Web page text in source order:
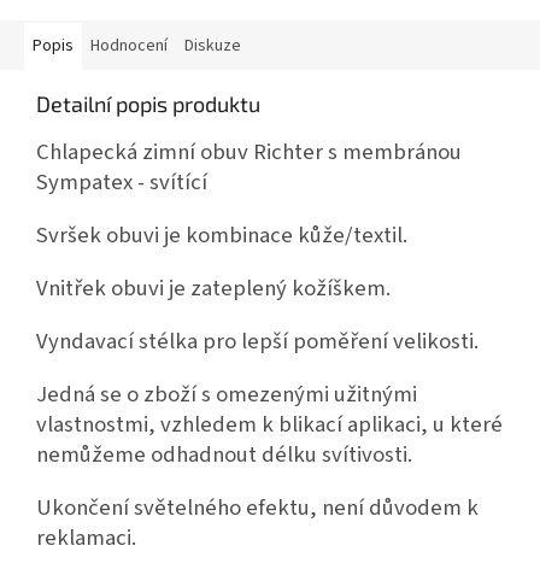
Popis Hodnocení Diskuze
Detailní popis produktu
Chlapecká zimní obuv Richter s membránou
Sympatex - svítící
Svršek obuvi je kombinace kůže/textil.
Vnitřek obuvi je zateplený kožíškem.
Vyndavací stélka pro lepší poměření velikosti.
Jedná se o zboží s omezenými užitnými
vlastnostmi, vzhledem k blikací aplikaci, u které
nemůžeme odhadnout délku svítivosti.
Ukončení světelného efektu, není důvodem k
reklamaci.